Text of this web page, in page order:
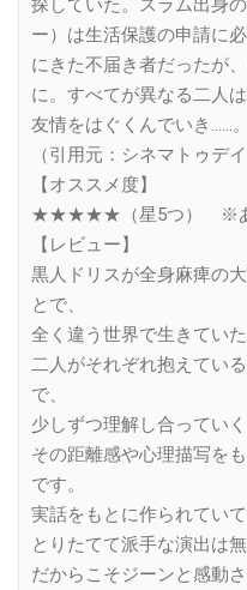
探していた。スラム出身
ー）は生活保護の申請に
にきた不届き者だったが
に。すべてが異なる二人
友情をはぐくんでいき……。
（引用元：シネマトゥデイ
【オススメ度】
★★★★★（星5つ） ※あく
【レビュー】
黒人ドリスが全身麻痺の
とで、
全く違う世界で生きていた
二人がそれぞれ抱えてい
で、
少しずつ理解し合っていく
その距離感や心理描写を
です。
実話をもとに作られていて
とりたてて派手な演出は無
だからこそジーンと感動